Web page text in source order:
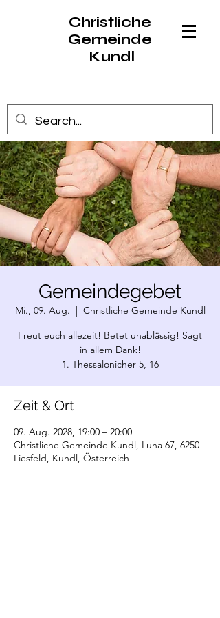
Christliche
Gemeinde
Kundl
Anmelden
Gemeindegebet
Mi., 09. Aug.
  |
Christliche Gemeinde Kundl
Freut euch allezeit! Betet unablässig! Sagt
in allem Dank!
1. Thessalonicher 5, 16
Zeit & Ort
09. Aug. 2028, 19:00 – 20:00
Christliche Gemeinde Kundl, Luna 67, 6250
Liesfeld, Kundl, Österreich